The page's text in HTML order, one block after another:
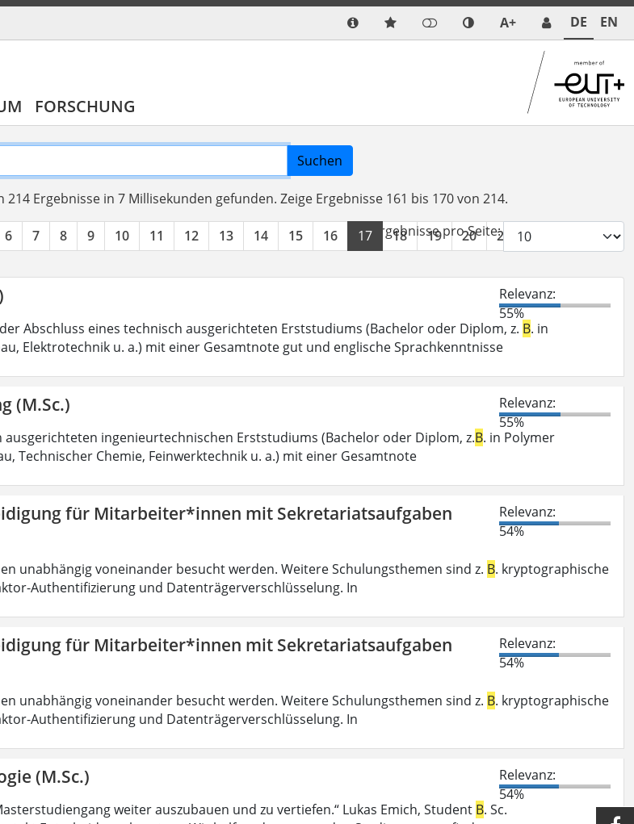
A+ DE EN
FORSCHUNG
Suchen
214 Ergebnisse in 7 Millisekunden gefunden. Zeige Ergebnisse 161 bis 170 von 214.
6 7 8 9 10 11 12 13 14 15 16 17 18 19 20 21
Ergebnisse pro Seite:
Relevanz:
55%
Abschluss eines technisch ausgerichteten Erststudiums (Bachelor oder Diplom, z. B. in
Elektrotechnik u. a.) mit einer Gesamtnote gut und englische Sprachkenntnisse
(M.Sc.)
Relevanz:
55%
ausgerichteten ingenieurtechnischen Erststudiums (Bachelor oder Diplom, z.B. in Polymer
Technischer Chemie, Feinwerktechnik u. a.) mit einer Gesamtnote
für Mitarbeiter*innen mit Sekretariatsaufgaben
Relevanz:
54%
unabhängig voneinander besucht werden. Weitere Schulungsthemen sind z. B. kryptographische
Authentifizierung und Datenträgerverschlüsselung. In
für Mitarbeiter*innen mit Sekretariatsaufgaben
Relevanz:
54%
unabhängig voneinander besucht werden. Weitere Schulungsthemen sind z. B. kryptographische
Authentifizierung und Datenträgerverschlüsselung. In
(M.Sc.)
Relevanz:
54%
weiter auszubauen und zu vertiefen.“ Lukas Emich, Student B. Sc.